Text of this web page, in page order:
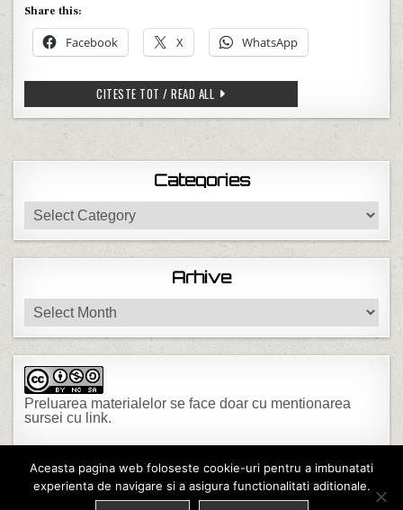
Share this:
Facebook X WhatsApp
CITESTE TOT / READ ALL ORA PAMANTULUI 2009
Categories
Categories
Arhive
Arhive
Preluarea materialelor se face doar cu mentionarea
sursei cu link.
Copyright © 2026 Diomet
Aceasta pagina web foloseste cookie-uri pentru a imbunatati
experienta de navigare si a asigura functionalitati aditionale.